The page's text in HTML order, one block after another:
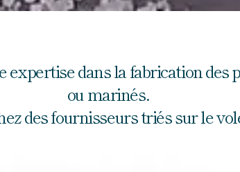
dans la fabrication
ou marinés.
des fournisseurs triés sur le